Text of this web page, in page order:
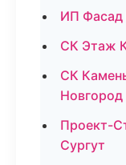
ИП Фасад
СК Этаж
СК
Новгород
Проект-
Сургут